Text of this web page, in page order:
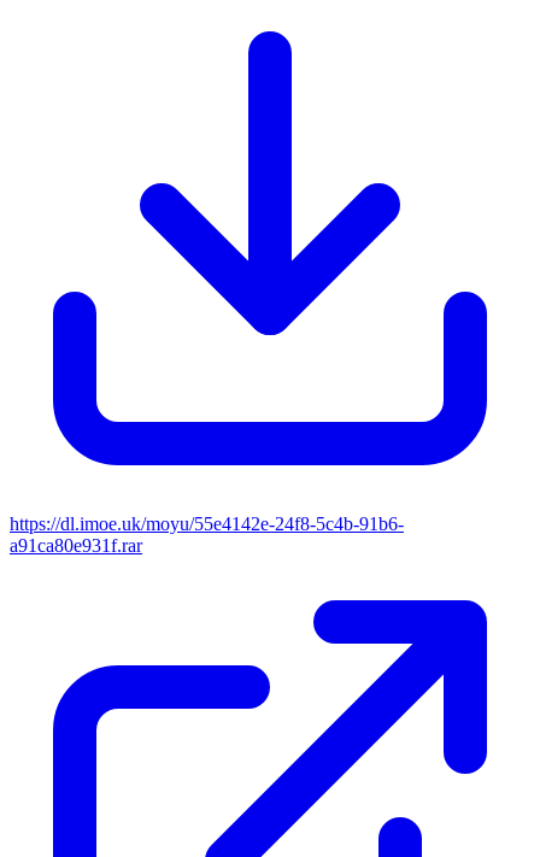
https://dl.imoe.uk/moyu/55e4142e-24f8-5c4b-91b6-
a91ca80e931f.rar